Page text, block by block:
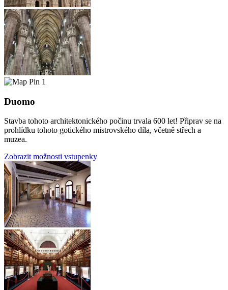
1
Duomo
Stavba tohoto architektonického počinu trvala 600 let! Připrav se na
prohlídku tohoto gotického mistrovského díla, včetně střech a
muzea.
Zobrazit možnosti vstupenky